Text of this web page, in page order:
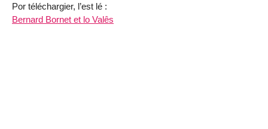
Por téléchargier, l’est lé :
Bernard Bornet et lo Valês